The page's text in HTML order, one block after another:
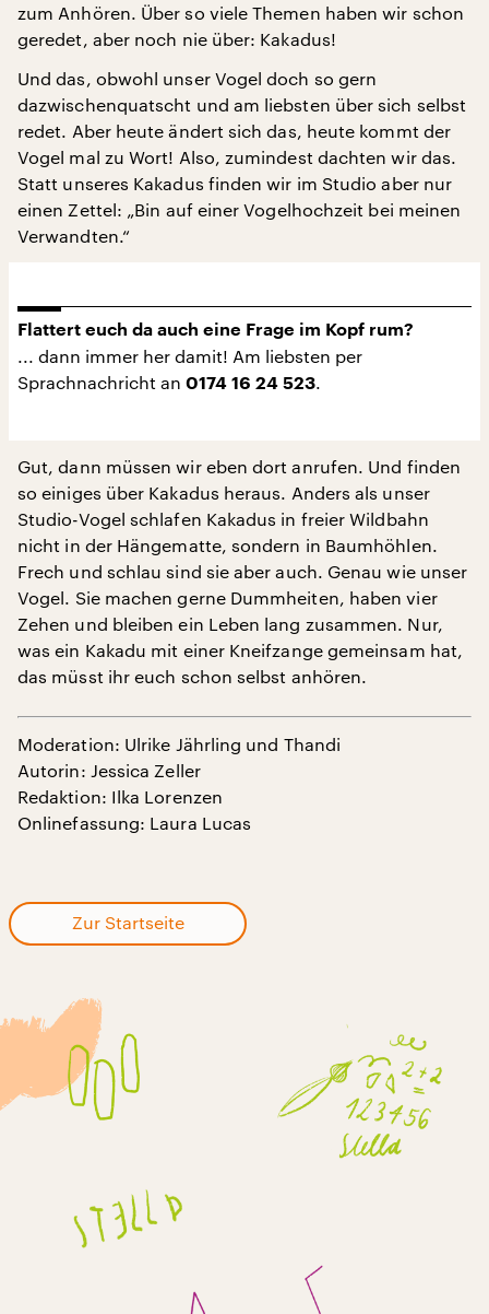
zum Anhören. Über so viele Themen haben wir schon
geredet, aber noch nie über: Kakadus!
Und das, obwohl unser Vogel doch so gern
dazwischenquatscht und am liebsten über sich selbst
redet. Aber heute ändert sich das, heute kommt der
Vogel mal zu Wort! Also, zumindest dachten wir das.
Statt unseres Kakadus finden wir im Studio aber nur
einen Zettel: „Bin auf einer Vogelhochzeit bei meinen
Verwandten.“
Flattert euch da auch eine Frage im Kopf rum?
... dann immer her damit! Am liebsten per
Sprachnachricht an 0174 16 24 523
Gut, dann müssen wir eben dort anrufen. Und finden
so einiges über Kakadus heraus. Anders als unser
Studio-Vogel schlafen Kakadus in freier Wildbahn
nicht in der Hängematte, sondern in Baumhöhlen.
Frech und schlau sind sie aber auch. Genau wie unser
Vogel. Sie machen gerne Dummheiten, haben vier
Zehen und bleiben ein Leben lang zusammen. Nur,
was ein Kakadu mit einer Kneifzange gemeinsam hat,
das müsst ihr euch schon selbst anhören.
Moderation: Ulrike Jährling und Thandi
Autorin: Jessica Zeller
Redaktion: Ilka Lorenzen
Onlinefassung: Laura Lucas
Zur Startseite